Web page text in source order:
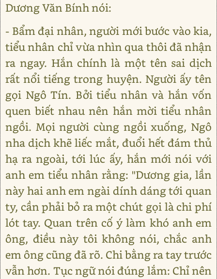
Dương Văn Bính nói:
- Bẩm đại nhân, người mới bước vào kia,
tiểu nhân chỉ vừa nhìn qua thôi đã nhận
ra ngay. Hắn chính là một tên sai dịch
rất nổi tiếng trong huyện. Người ấy tên
gọi Ngô Tín. Bởi tiểu nhân và hắn vốn
quen biết nhau nên hắn mời tiểu nhân
ngồi. Mọi người cùng ngồi xuống, Ngô
nha dịch khẽ liếc mắt, đuổi hết đám thủ
hạ ra ngoài, tới lúc ấy, hắn mới nói với
anh em tiểu nhân rằng: "Dương gia, lần
này hai anh em ngài dính dáng tới quan
ty, cần phải bỏ ra một chút gọi là chi phí
lót tay. Quan trên cố ý làm khó anh em
ông, điều này tôi không nói, chắc anh
em ông cũng đã rõ. Chi bằng ra tay trước
vẫn hơn. Tục ngữ nói đúng lắm: Chỉ nên